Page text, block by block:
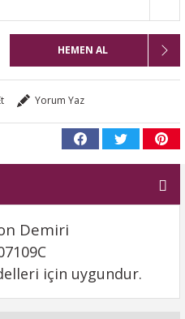
HEMEN AL
Yorum Yaz
Demiri
için uygundur.